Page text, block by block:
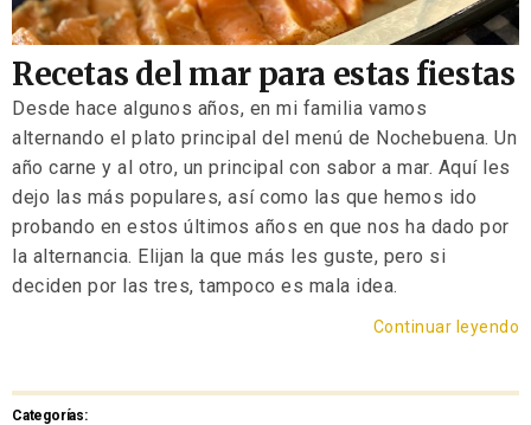
Recetas del mar para estas fiestas
Desde hace algunos años, en mi familia vamos
alternando el plato principal del menú de Nochebuena. Un
año carne y al otro, un principal con sabor a mar. Aquí les
dejo las más populares, así como las que hemos ido
probando en estos últimos años en que nos ha dado por
la alternancia. Elijan la que más les guste, pero si
deciden por las tres, tampoco es mala idea.
Continuar leyendo
Categorías: